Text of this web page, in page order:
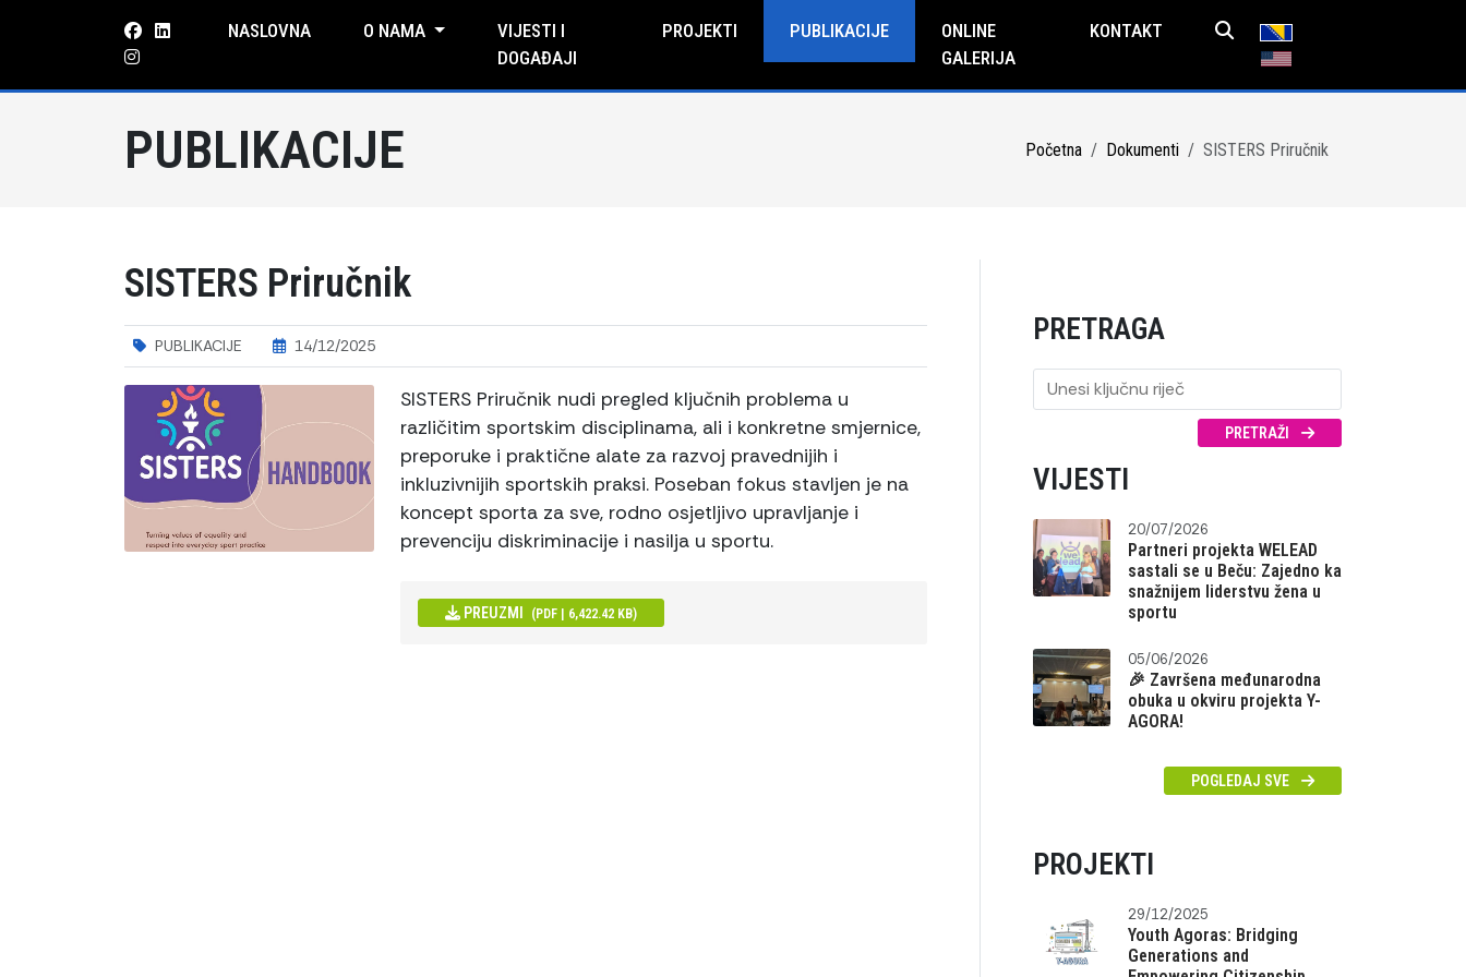
NASLOVNA O NAMA
VIJESTI I
DOGAĐAJI
PROJEKTI PUBLIKACIJE
ONLINE
GALERIJA
KONTAKT
PUBLIKACIJE Početna Dokumenti SISTERS Priručnik
SISTERS Priručnik
PUBLIKACIJE 14/12/2025
SISTERS Priručnik nudi pregled ključnih problema u
različitim sportskim disciplinama, ali i konkretne smjernice,
preporuke i praktične alate za razvoj pravednijih i
inkluzivnijih sportskih praksi. Poseban fokus stavljen je na
koncept sporta za sve, rodno osjetljivo upravljanje i
prevenciju diskriminacije i nasilja u sportu.
PREUZMI (PDF | 6,422.42 KB)
PRETRAGA
PRETRAŽI
VIJESTI
20/07/2026
Partneri projekta WELEAD
sastali se u Beču: Zajedno ka
snažnijem liderstvu žena u
sportu
05/06/2026
🎉 Završena međunarodna
obuka u okviru projekta Y-
AGORA!
POGLEDAJ SVE
PROJEKTI
29/12/2025
Youth Agoras: Bridging
Generations and